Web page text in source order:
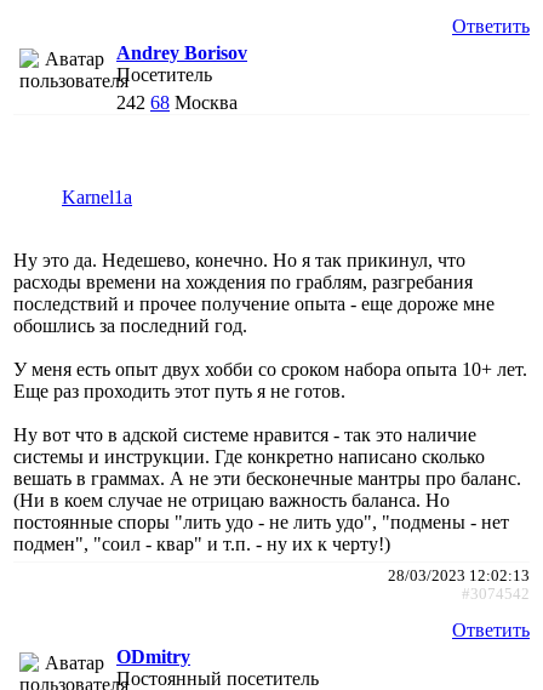
Ответить
Andrey Borisov
Посетитель
242 68 Москва
Karnel1a
Ну это да. Недешево, конечно. Но я так прикинул, что
расходы времени на хождения по граблям, разгребания
последствий и прочее получение опыта - еще дороже мне
обошлись за последний год.
У меня есть опыт двух хобби со сроком набора опыта 10+ лет.
Еще раз проходить этот путь я не готов.
Ну вот что в адской системе нравится - так это наличие
системы и инструкции. Где конкретно написано сколько
вешать в граммах. А не эти бесконечные мантры про баланс.
(Ни в коем случае не отрицаю важность баланса. Но
постоянные споры "лить удо - не лить удо", "подмены - нет
подмен", "соил - квар" и т.п. - ну их к черту!)
28/03/2023 12:02:13
#3074542
Ответить
ODmitry
Постоянный посетитель